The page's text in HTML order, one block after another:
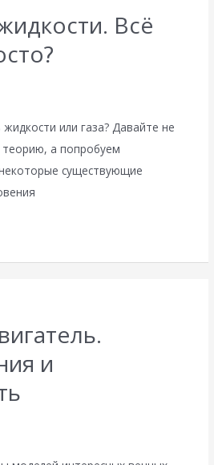
Всё
или газа? Давайте не
а попробуем
существующие
и